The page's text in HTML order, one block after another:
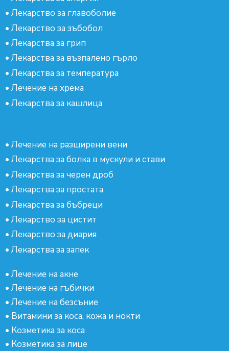
• Лекарство за главоболие
• Лекарство за зъбобол
• Лекарства за грип
• Лекарства за възпалено гърло
• Лекарства за температура
• Лечение на хрема
• Лекарства за кашлица
• Лечение на разширени вени
• Лекарства за болка в мускули и стави
• Лекарства за черен дроб
• Лекарства за простата
• Лекарства за бъбреци
• Лекарство за цистит
• Лекарство за диария
• Лекарства за запек
• Лечение на акне
• Лечение на гъбички
• Лечение на безсъние
• Витамини за коса, кожа и нокти
• Козметика за коса
• Козметика за лице